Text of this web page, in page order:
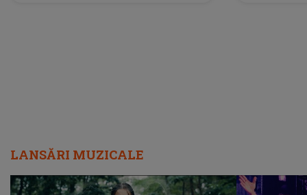
LANSĂRI MUZICALE